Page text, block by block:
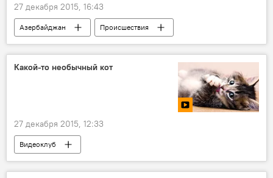
27 декабря 2015, 16:43
Азербайджан
Происшествия
Новости
ЖИЗНЬ
Последствия трагедии на "Гюнешли"
Какой-то необычный кот
27 декабря 2015, 12:33
Видеоклуб